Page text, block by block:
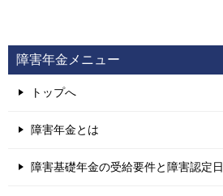
障害年金メニュー
トップへ
障害年金とは
障害基礎年金の受給要件と障害認定日